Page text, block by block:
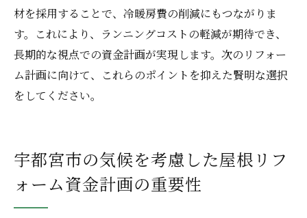
材を採用することで、冷暖房費の削減にもつながりま
す。これにより、ランニングコストの軽減が期待でき、
長期的な視点での資金計画が実現します。次のリフォー
ム計画に向けて、これらのポイントを抑えた賢明な選択
をしてください。
宇都宮市の気候を考慮した屋根リフ
ォーム資金計画の重要性